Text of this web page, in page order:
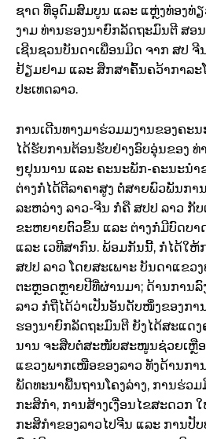
ຊາດ ທີ່​ອຸດົມສົມບູນ ​ແລະ ​ແຫຼ່ງທ່ອງ​ທ່
ງາມ ທ່ານ​ຮອງ​ນາຍົກລັດຖະມົນຕີ ສອ
ເຊີນຊວນ​ບັນດາ​ເພື່ອນ​ມິດ ຈາກ ສປ ຈີ
ຢ້ຽມຢາມ ​ແລະ ສຶກສາຄົ້ນຄວ້າ​ກາລະ​
ປະ​ເທດ​ລາວ.
ກາ​ນ​ເດີນທາງ​ມາ​ຮ່ວມ​ມງານ​ຂອງ​ຄະ
ໄດ້​ຮັບ​ການ​ຕ້ອນຮັບ​ຢ່າງ​ອົບ​ອຸ່ນຂອງ ທ່
ໆຢຸນນານ ​ແລະ ຄະນະ​ພັກ-ຄະນະ​ນຳ​
ຕ່າງ​ກໍ່​ໄດ້​ຕີ​ລາຄາ​ສູງ ຕໍ່ສາຍ​ພົວພັນ​ກ
ລະຫວ່າງ ລາວ-ຈີນ ກໍ່ຄື ສປປ ລາວ ກັ
ຂະຫຍາຍຕົວ​ຂຶ້ນ ​ແລະ ຕ່າງ​ກໍ່ມີ​ບົດບາ
ແລະ ​ເວທີ​ສາກົນ. ພ້ອມ​ກັນນີ້, ກໍ່​ໄດ້​ໃ
ສປປ ລາວ ​ໂດຍ​ສະ​ເພາະ ບັນດາ​ແຂວ
ຕະຫຼອດຫຼາຍປີ​ທີ່​ຜ່ານ​ມາ; ດ້ານ​ການ​
ລາວ ກໍ່ຖື​ໄດ້​ວ່າ​ເປັນອັນ​ດັບໜຶ່ງຂອງ​ກາ
ຮອງ​ນາຍົກລັດຖະມົນຕີ ຍັງ​ໄດ້​ສະ​ແດ
ນານ ຈະ​ສືບຕໍ່ສະໜັບສະໜູນຊ່ວຍ​ເຫຼືອ
ແຂວງ​ພາກ​ເໜືອຂອງ​ລາວ ທັງ​ດ້ານ​ກ
ພັດທະນາ​ພື້ນຖານ​ໂຄງ​ລ່າງ, ການ​ຮ່ວ
ກະສິກຳ, ​ການ​ສ້າງ​ເງື່ອນ​ໄຂ​ສະດວກ
ກະສິກຳ​ຂອງ​ລາວ​ໄປ​ຈີນ ​ແລະ ການ​ປັ